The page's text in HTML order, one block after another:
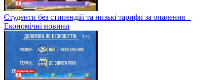
Студенти без стипендій та низькі тарифи за опалення –
Економічні новини